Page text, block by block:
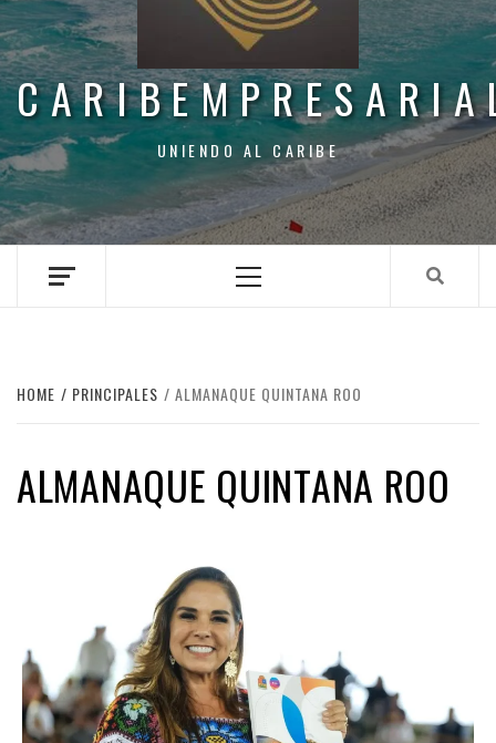
UNIENDO AL CARIBE
Menu
HOME PRINCIPALES ALMANAQUE QUINTANA ROO
ALMANAQUE QUINTANA ROO